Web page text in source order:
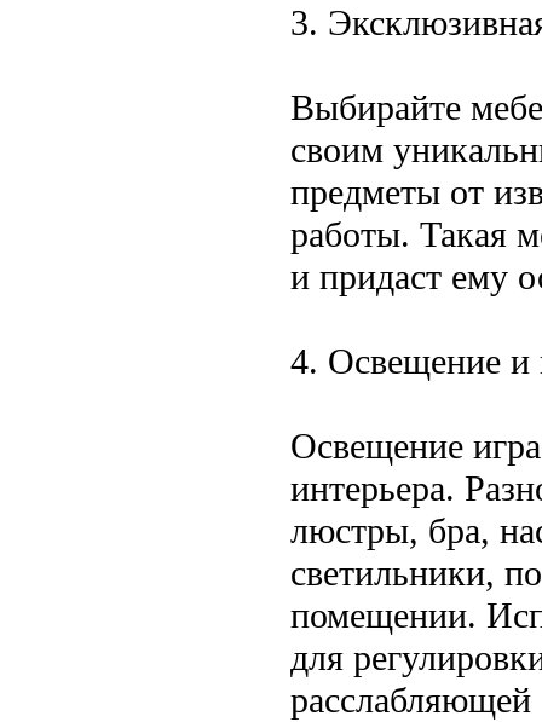
3.
Выбирайте
своим
предметы от
работы. Такая
и придаст ему
4. Освещение и
Освещение
интерьера.
люстры, бра,
светильники,
помещении.
для
расслабляющей